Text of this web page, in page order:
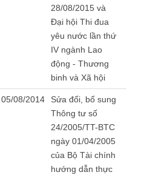
28/08/2015 và
Đại hội Thi đua
yêu nước lần thứ
IV ngành Lao
động - Thương
binh và Xã hội
05/08/2014
Sửa đổi, bổ sung
Thông tư số
24/2005/TT-BTC
ngày 01/04/2005
của Bộ Tài chính
hướng dẫn thực